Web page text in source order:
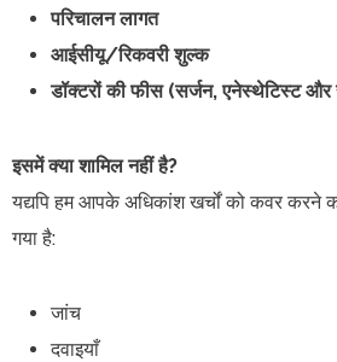
परिचालन लागत
आईसीयू/रिकवरी शुल्क
डॉक्टरों की फीस (सर्जन, एनेस्थेटिस्ट
इसमें क्या शामिल नहीं है?
यद्यपि हम आपके अधिकांश खर्चों को कवर करने
गया है:
जांच
दवाइयाँ